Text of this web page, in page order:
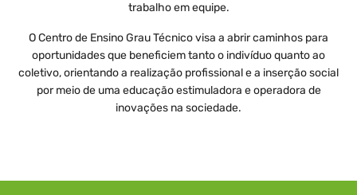
trabalho em equipe.
O Centro de Ensino Grau Técnico visa a abrir caminhos para
oportunidades que beneficiem tanto o indivíduo quanto ao
coletivo, orientando a realização profissional e a inserção social
por meio de uma educação estimuladora e operadora de
inovações na sociedade.